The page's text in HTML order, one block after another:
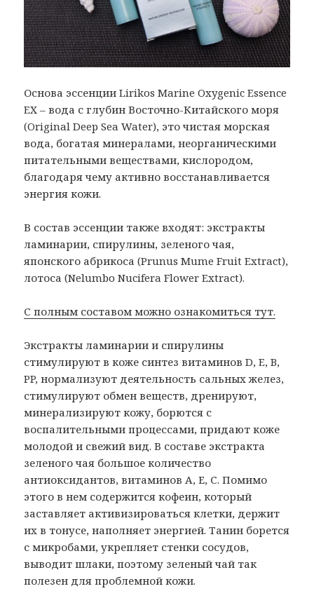
Основа эссенции Lirikos Marine Oxygenic Essence
EX – вода с глубин Восточно-Китайского моря
(Original Deep Sea Water), это чистая морская
вода, богатая минералами, неорганическими
питательными веществами, кислородом,
благодаря чему активно восстанавливается
энергия кожи.
В состав эссенции также входят: экстракты
ламинарии, спирулины, зеленого чая,
японского абрикоса (Prunus Mume Fruit Extract),
лотоса (Nelumbo Nucifera Flower Extract).
С полным составом можно ознакомиться тут.
Экстракты ламинарии и спирулины
стимулируют в коже синтез витаминов D, E, B,
PP, нормализуют деятельность сальных желез,
стимулируют обмен веществ, дренируют,
минерализируют кожу, борются с
воспалительными процессами, придают коже
молодой и свежий вид. В составе экстракта
зеленого чая большое количество
антиоксидантов, витаминов А, Е, С. Помимо
этого в нем содержится кофеин, который
заставляет активизироваться клетки, держит
их в тонусе, наполняет энергией. Танин борется
с микробами, укрепляет стенки сосудов,
выводит шлаки, поэтому зеленый чай так
полезен для проблемной кожи.